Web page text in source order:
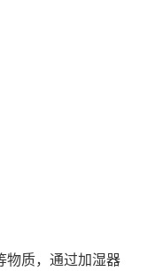
物质，通过加湿器